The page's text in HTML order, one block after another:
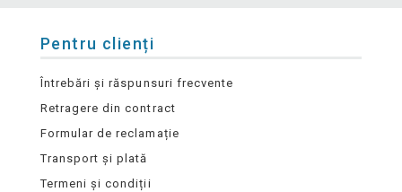
Pentru clienți
Întrebări și răspunsuri frecvente
Retragere din contract
Formular de reclamație
Transport și plată
Termeni și condiții